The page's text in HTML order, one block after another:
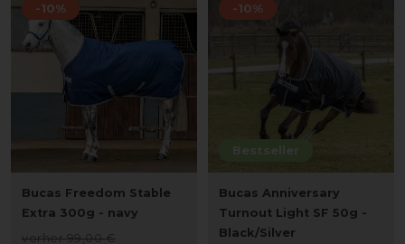
-10%
Bucas Freedom Stable
Extra 300g - navy
vorher 99,00 €
Bestseller
-10%
Bucas Anniversary
Turnout Light SF 50g -
Black/Silver